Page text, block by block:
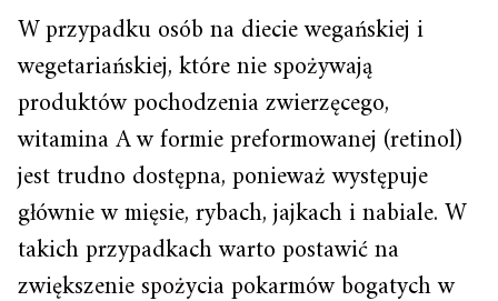
W przypadku osób na diecie wegańskiej i
wegetariańskiej, które nie spożywają
produktów pochodzenia zwierzęcego,
witamina A w formie preformowanej (retinol)
jest trudno dostępna, ponieważ występuje
głównie w mięsie, rybach, jajkach i nabiale. W
takich przypadkach warto postawić na
zwiększenie spożycia pokarmów bogatych w